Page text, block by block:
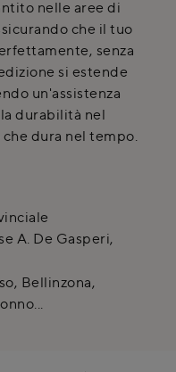
nelle aree di
che il tuo
senza
si estende
un'assistenza
durabilità nel
dura nel tempo.
A. De Gasperi,
Bellinzona,